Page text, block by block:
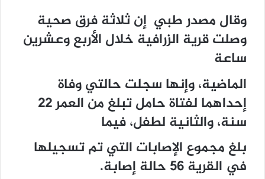
وقال مصدر طبي إن ثلاثة فرق صحية
وصلت قرية الزرافية خلال الأربع وعشرين
ساعة
الماضية، وإنها سجلت حالتي وفاة
إحداهما لفتاة حامل تبلغ من العمر 22
سنة، والثانية لطفل، فيما
بلغ مجموع الإصابات التي تم تسجيلها
في القرية 56 حالة إصابة.